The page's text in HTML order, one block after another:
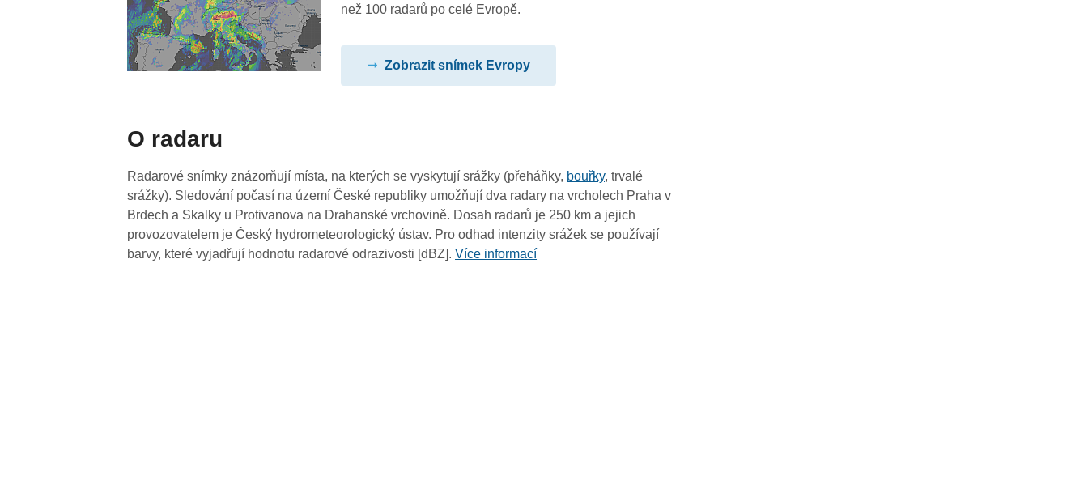
16:25
16:15
16:05
15:55
než 100 radarů po celé Evropě.
Zobrazit snímek Evropy
O radaru
Radarové snímky znázorňují místa, na kterých se vyskytují srážky (přeháňky, bouřky, trvalé
srážky). Sledování počasí na území České republiky umožňují dva radary na vrcholech Praha v
Brdech a Skalky u Protivanova na Drahanské vrchovině. Dosah radarů je 250 km a jejich
provozovatelem je Český hydrometeorologický ústav. Pro odhad intenzity srážek se používají
barvy, které vyjadřují hodnotu radarové odrazivosti [dBZ].Více informací